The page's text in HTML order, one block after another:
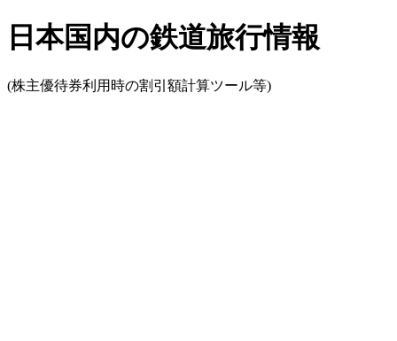
日本国内の鉄道旅行情報
(株主優待券利用時の割引額計算ツール等)